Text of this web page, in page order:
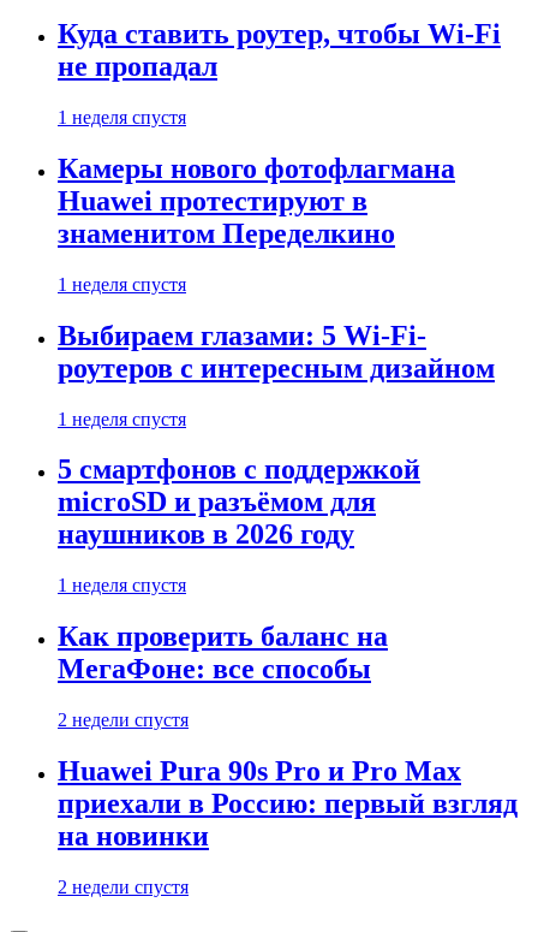
Куда ставить роутер, чтобы Wi-Fi
не пропадал
1 неделя спустя
Камеры нового фотофлагмана
Huawei протестируют в
знаменитом Переделкино
1 неделя спустя
Выбираем глазами: 5 Wi-Fi-
роутеров с интересным дизайном
1 неделя спустя
5 смартфонов с поддержкой
microSD и разъёмом для
наушников в 2026 году
1 неделя спустя
Как проверить баланс на
МегаФоне: все способы
2 недели спустя
Huawei Pura 90s Pro и Pro Max
приехали в Россию: первый взгляд
на новинки
2 недели спустя